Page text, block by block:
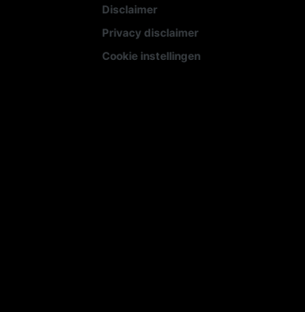
Disclaimer
Privacy disclaimer
Cookie instellingen